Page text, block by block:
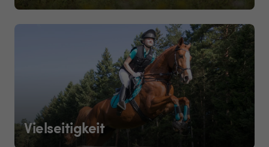
Vielseitigkeit